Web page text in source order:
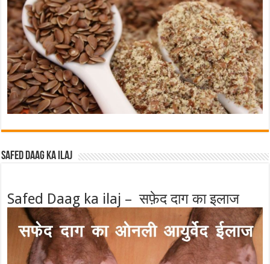
Safed Daag ka ilaj
Safed Daag ka ilaj – सफ़ेद दाग का इलाज